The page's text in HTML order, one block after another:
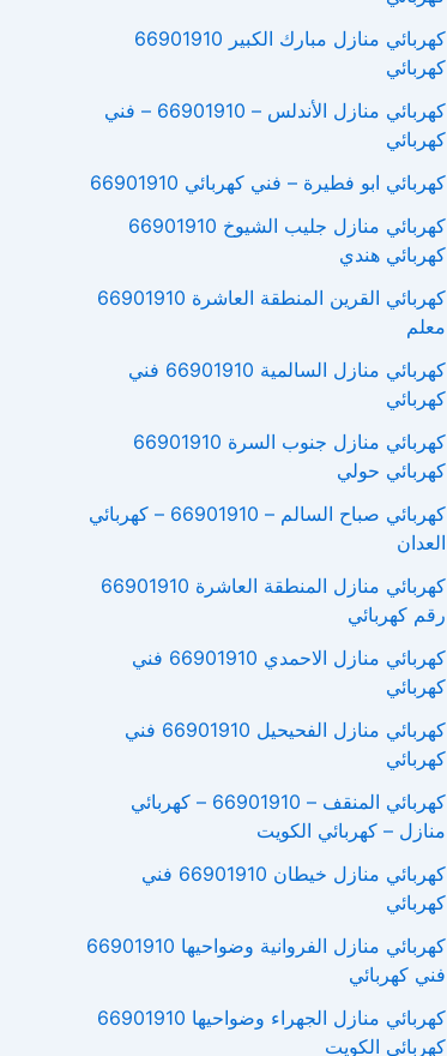
كهربائي منازل مبارك الكبير 66901910
كهربائي
كهربائي منازل الأندلس – 66901910 – فني
كهربائي
كهربائي ابو فطيرة – فني كهربائي 66901910
كهربائي منازل جليب الشيوخ 66901910
كهربائي هندي
كهربائي القرين المنطقة العاشرة 66901910
معلم
كهربائي منازل السالمية 66901910 فني
كهربائي
كهربائي منازل جنوب السرة 66901910
كهربائي حولي
كهربائي صباح السالم – 66901910 – كهربائي
العدان
كهربائي منازل المنطقة العاشرة 66901910
رقم كهربائي
كهربائي منازل الاحمدي 66901910 فني
كهربائي
كهربائي منازل الفحيحيل 66901910 فني
كهربائي
كهربائي المنقف – 66901910 – كهربائي
منازل – كهربائي الكويت
كهربائي منازل خيطان 66901910 فني
كهربائي
كهربائي منازل الفروانية وضواحيها 66901910
فني كهربائي
كهربائي منازل الجهراء وضواحيها 66901910
كهربائي الكويت